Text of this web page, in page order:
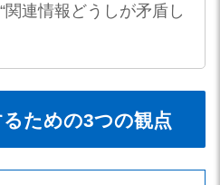
関連情報どうしが矛盾し
ための3つの観点